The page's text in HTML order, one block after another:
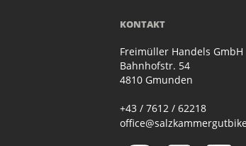
KONTAKT
Freimüller Handels GmbH
Bahnhofstr. 54
4810 Gmunden
+43 / 7612 / 62218